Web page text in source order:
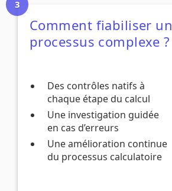
Comment fiabiliser un
processus complexe ?
Des contrôles natifs à
chaque étape du calcul
Une investigation guidée
en cas d’erreurs
Une amélioration continue
du processus calculatoire